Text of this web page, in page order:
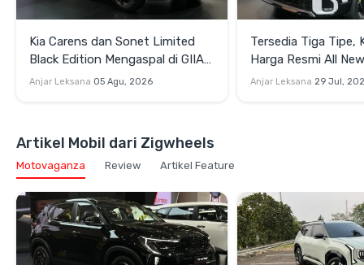
Kia Carens dan Sonet Limited
Black Edition Mengaspal di GIIAS
2026, Ini Harganya
Anjar Leksana 05 Agu, 2026
Tersedia Tiga Tipe,
Harga Resmi All
2026 di GIIAS 2026
Anjar Leksana 29 Jul,
Artikel Mobil dari Zigwheels
Motovaganza Review Artikel Feature